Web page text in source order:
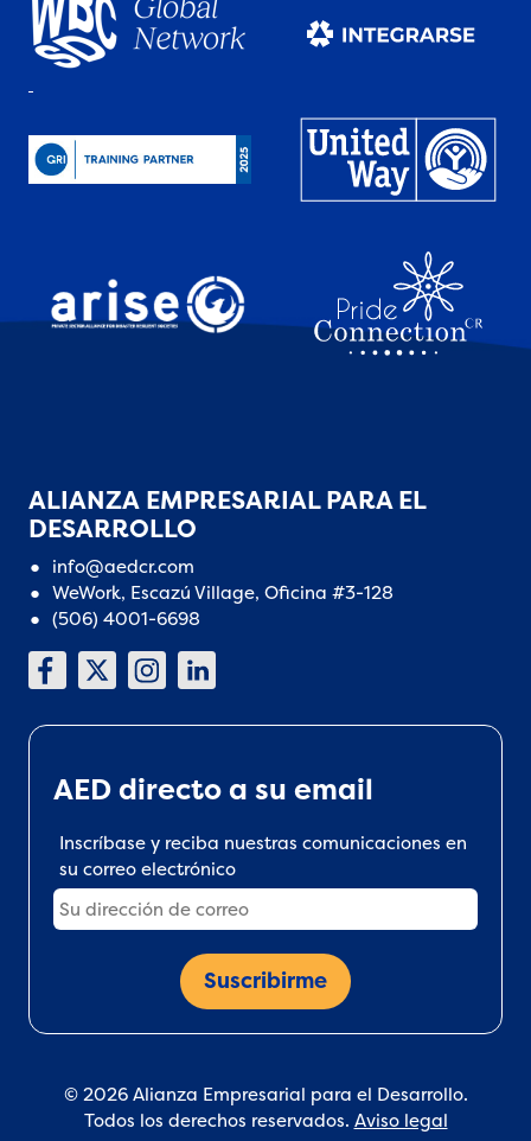
ALIANZA EMPRESARIAL PARA EL
DESARROLLO
info@aedcr.com
WeWork, Escazú Village, Oficina #3-128
(506) 4001-6698
AED directo a su email
Inscríbase y reciba nuestras comunicaciones en
su correo electrónico
© 2026 Alianza Empresarial para el Desarrollo.
Todos los derechos reservados. Aviso legal